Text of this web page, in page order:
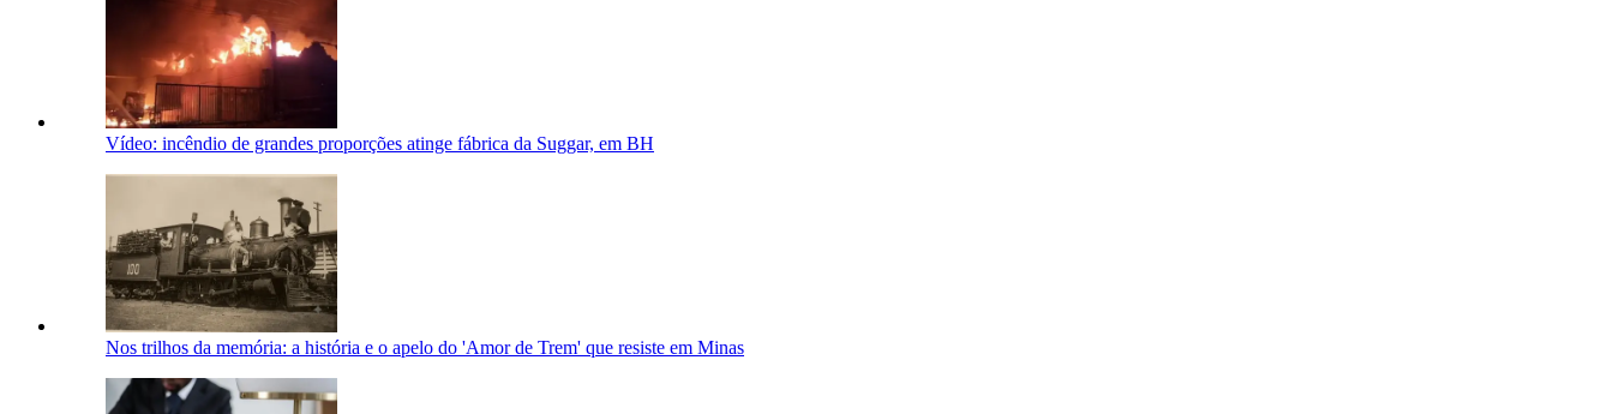
Vídeo: incêndio de grandes proporções atinge fábrica da Suggar, em BH
Nos trilhos da memória: a história e o apelo do 'Amor de Trem' que resiste em Minas